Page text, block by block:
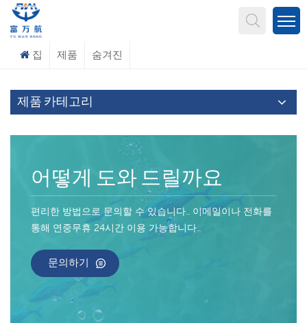
집 제품 숨겨진
제품 카테고리
어떻게 도와 드릴까요
편리한 방법으로 문의할 수 있습니다.. 이메일이나 전화를
통해 연중무휴 24시간 이용 가능합니다..
문의하기